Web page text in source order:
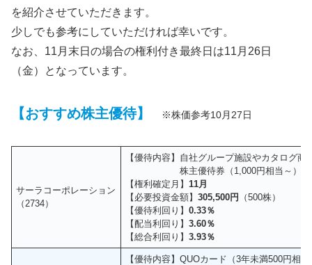
を紹介させていただきます。
少しでも参考にしていただければ幸いです。
なお、11月末日の場合の権利付き最終日は11月26日
（金）となっています。
【おすすめ株主優待】 ※株価参考10月27日
サーラコーポレーション
（2734）
【優待内容】自社グループ施設やカタログ商
株主優待券（1,000円相当～）
【権利確定月】 11月
【必要投資金額】305,500円
（500株）
【優待利回り】0.33％
【配当利回り】3.60％
【総合利回り】3.93％
【優待内容】QUOカード（3年未満500円相